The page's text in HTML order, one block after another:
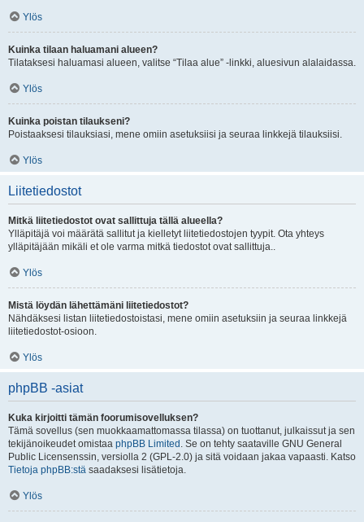
Ylös
Kuinka tilaan haluamani alueen?
Tilataksesi haluamasi alueen, valitse “Tilaa alue” -linkki, aluesivun alalaidassa.
Ylös
Kuinka poistan tilaukseni?
Poistaaksesi tilauksiasi, mene omiin asetuksiisi ja seuraa linkkejä tilauksiisi.
Ylös
Liitetiedostot
Mitkä liitetiedostot ovat sallittuja tällä alueella?
Ylläpitäjä voi määrätä sallitut ja kielletyt liitetiedostojen tyypit. Ota yhteys
ylläpitäjään mikäli et ole varma mitkä tiedostot ovat sallittuja..
Ylös
Mistä löydän lähettämäni liitetiedostot?
Nähdäksesi listan liitetiedostoistasi, mene omiin asetuksiin ja seuraa linkkejä
liitetiedostot-osioon.
Ylös
phpBB -asiat
Kuka kirjoitti tämän foorumisovelluksen?
Tämä sovellus (sen muokkaamattomassa tilassa) on tuottanut, julkaissut ja sen
tekijänoikeudet omistaa phpBB Limited . Se on tehty saataville GNU General
Public Licensenssin, versiolla 2 (GPL-2.0) ja sitä voidaan jakaa vapaasti. Katso
Tietoja phpBB:stä saadaksesi lisätietoja.
Ylös